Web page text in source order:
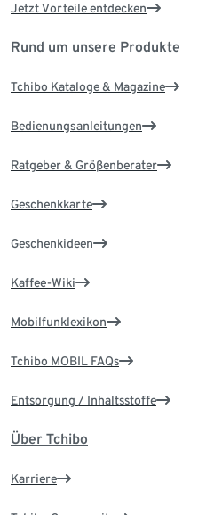
Jetzt Vorteile entdecken
Rund um unsere Produkte
Tchibo Kataloge & Magazine
Bedienungsanleitungen
Ratgeber & Größenberater
Geschenkkarte
Geschenkideen
Kaffee-Wiki
Mobilfunklexikon
Tchibo MOBIL FAQs
Entsorgung / Inhaltsstoffe
Über Tchibo
Karriere